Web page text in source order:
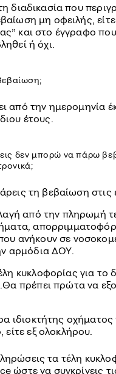
διαδικασία που
μη οφειλής,
και στο έγγραφο
ή όχι.
από την ημερομηνία
έτους.
δεν μπορώ να πάρω
τη βεβαίωση στις
από την πληρωμή
ανήκουν σε
αρμόδια ΔΟΥ.
κυκλοφορίας για το
πρέπει πρώτα να
ιδιοκτήτης οχήματος
εξ ολοκλήρου.
τα τέλη
ώστε να συγκρίνεις